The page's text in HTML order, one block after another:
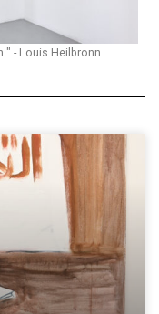
" - Louis Heilbronn​